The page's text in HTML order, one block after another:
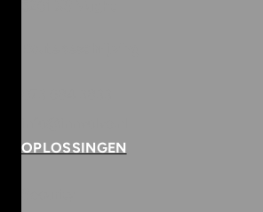
OPLOSSINGEN